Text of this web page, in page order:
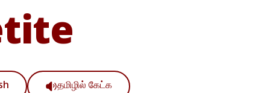
தமிழில் கேட்க